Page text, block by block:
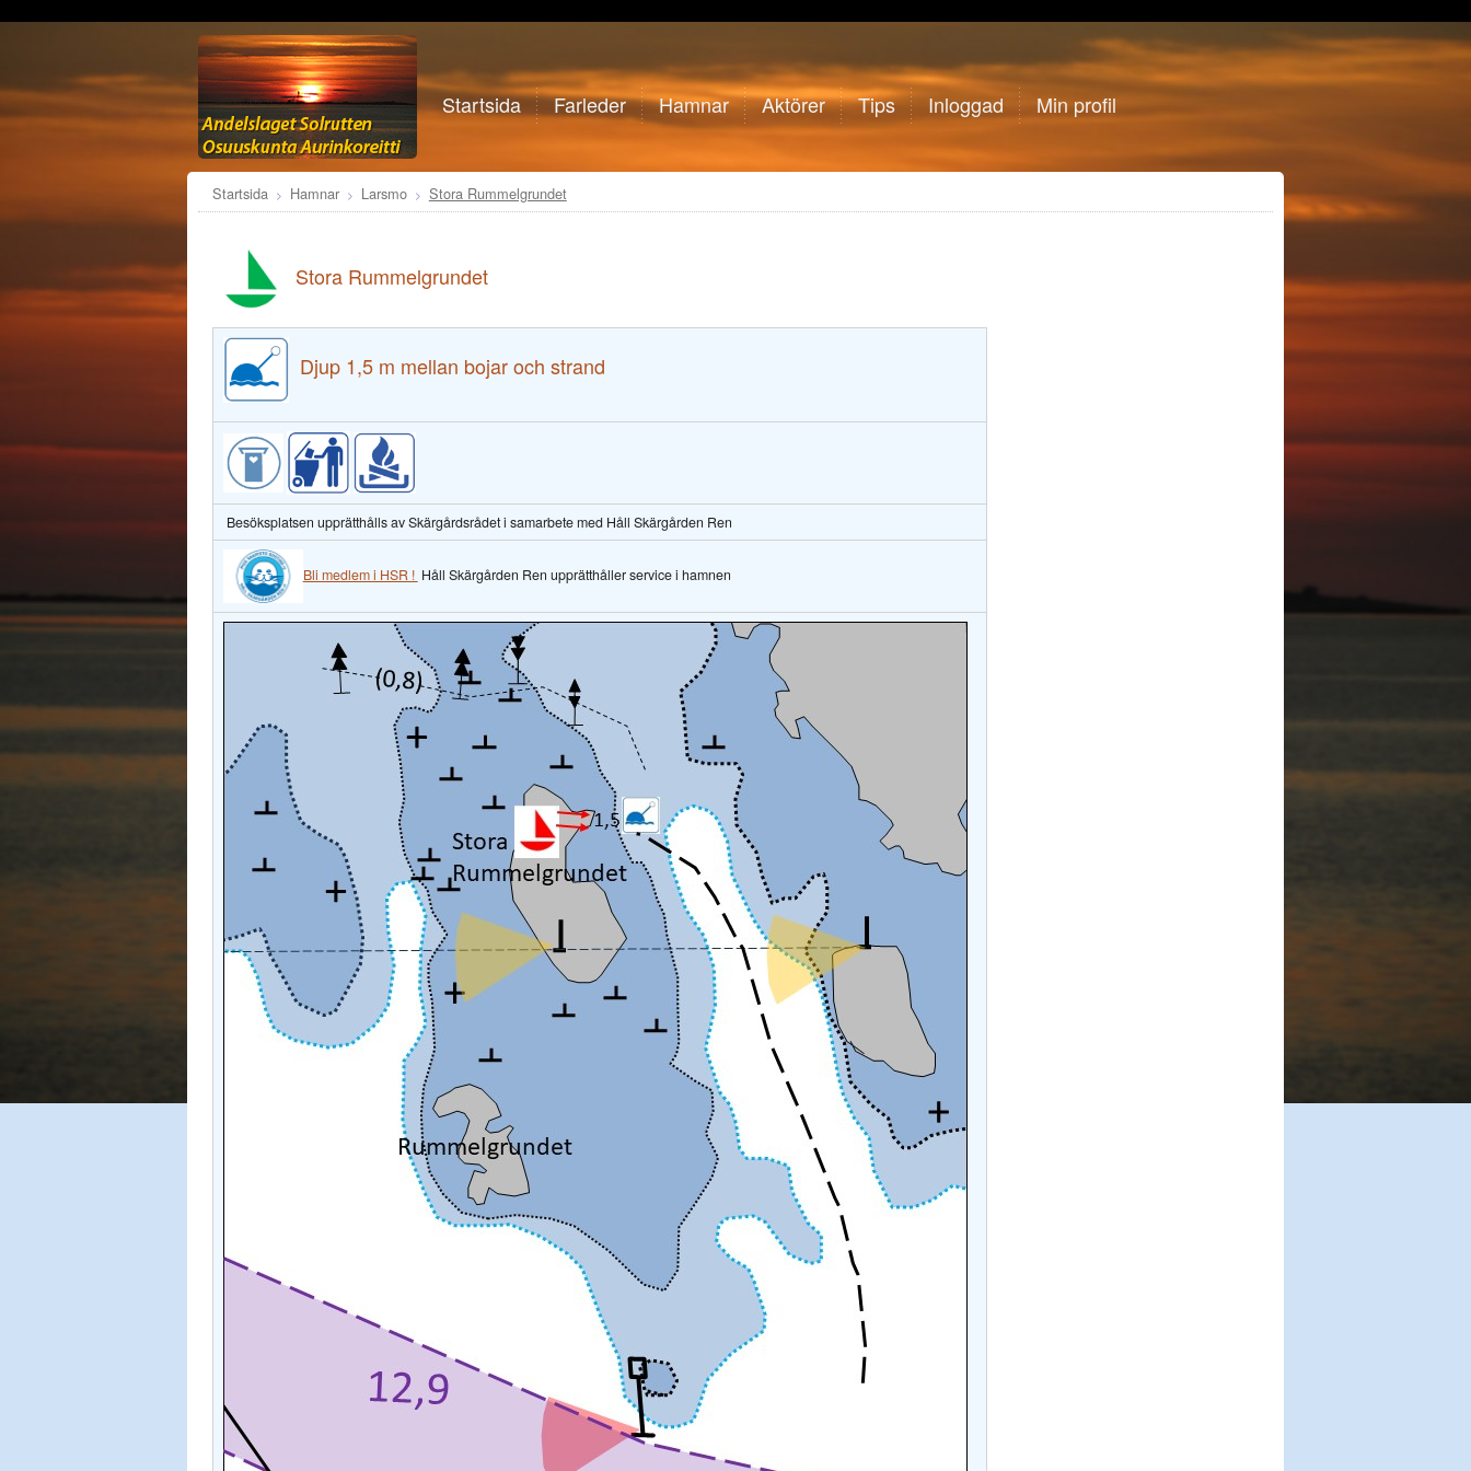
Startsida Farleder Hamnar Aktörer Tips Inloggad Min profil
Startsida Hamnar Larsmo Stora Rummelgrundet
Stora Rummelgrundet
Djup 1,5 m mellan bojar och strand
Besöksplatsen upprätthålls av Skärgårdsrådet i samarbete med Håll Skärgården Ren
Bli medlem i HSR ! Håll Skärgården Ren upprätthåller service i hamnen